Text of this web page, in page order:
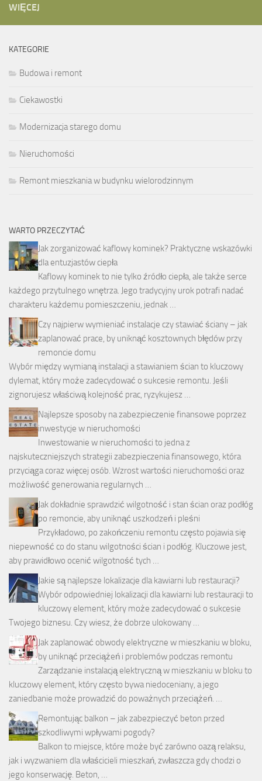
WIĘCEJ
KATEGORIE
Budowa i remont
Ciekawostki
Modernizacja starego domu
Nieruchomości
Remont mieszkania w budynku wielorodzinnym
WARTO PRZECZYTAĆ
Jak zorganizować kaflowy kominek? Praktyczne wskazówki
dla entuzjastów ciepła
Kaflowy kominek to nie tylko źródło ciepła, ale także serce
każdego przytulnego wnętrza. Jego tradycyjny urok potrafi nadać
charakteru każdemu pomieszczeniu, jednak …
Czy najpierw wymieniać instalacje czy stawiać ściany – jak
zaplanować prace, by uniknąć kosztownych błędów przy
remoncie domu
Wybór między wymianą instalacji a stawianiem ścian to kluczowy
dylemat, który może zadecydować o sukcesie remontu. Jeśli
zignorujesz właściwą kolejność prac, ryzykujesz …
Najlepsze sposoby na zabezpieczenie finansowe poprzez
inwestycje w nieruchomości
Inwestowanie w nieruchomości to jedna z
najskuteczniejszych strategii zabezpieczenia finansowego, która
przyciąga coraz więcej osób. Wzrost wartości nieruchomości oraz
możliwość generowania regularnych …
Jak dokładnie sprawdzić wilgotność i stan ścian oraz podłóg
po remoncie, aby uniknąć uszkodzeń i pleśni
Przykładowo, po zakończeniu remontu często pojawia się
niepewność co do stanu wilgotności ścian i podłóg. Kluczowe jest,
aby prawidłowo ocenić wilgotność tych …
Jakie są najlepsze lokalizacje dla kawiarni lub restauracji?
Wybór odpowiedniej lokalizacji dla kawiarni lub restauracji to
kluczowy element, który może zadecydować o sukcesie
Twojego biznesu. Czy wiesz, że dobrze ulokowany …
Jak zaplanować obwody elektryczne w mieszkaniu w bloku,
by uniknąć przeciążeń i problemów podczas remontu
Zarządzanie instalacją elektryczną w mieszkaniu w bloku to
kluczowy element, który często bywa niedoceniany, a jego
zaniedbanie może prowadzić do poważnych przeciążeń. …
Remontując balkon – jak zabezpieczyć beton przed
szkodliwymi wpływami pogody?
Balkon to miejsce, które może być zarówno oazą relaksu,
jak i wyzwaniem dla właścicieli mieszkań, zwłaszcza gdy chodzi o
jego konserwację. Beton, …